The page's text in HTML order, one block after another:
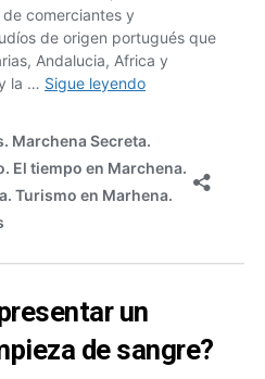
un
de sangre?